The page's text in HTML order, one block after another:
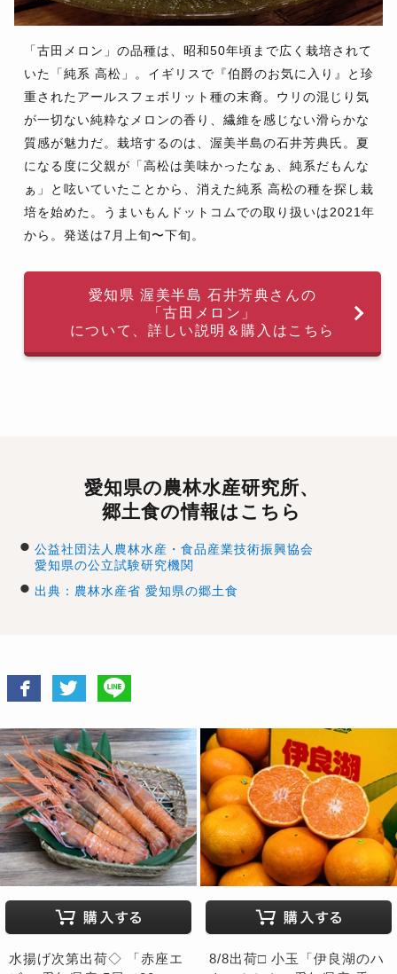
「古田メロン」の品種は、昭和50年頃まで広く栽培されて
いた「純系 高松」。イギリスで『伯爵のお気に入り』と珍
重されたアールスフェボリット種の末裔。ウリの混じり気
が一切ない純粋なメロンの香り、繊維を感じない滑らかな
質感が魅力だ。栽培するのは、渥美半島の石井芳典氏。夏
になる度に父親が「高松は美味かったなぁ、純系だもんな
ぁ」と呟いていたことから、消えた純系 高松の種を探し栽
培を始めた。うまいもんドットコムでの取り扱いは2021年
から。発送は7月上旬〜下旬。
愛知県 渥美半島 石井芳典さんの
「古田メロン」
について、詳しい説明＆購入はこちら
愛知県の農林水産研究所、
郷土食の情報はこちら
公益社団法人農林水産・食品産業技術振興協会
愛知県の公立試験研究機関
出典：農林水産省 愛知県の郷土食
水揚げ次第出荷◇ 「赤座エ
8/8出荷□ 小玉「伊良湖のハ